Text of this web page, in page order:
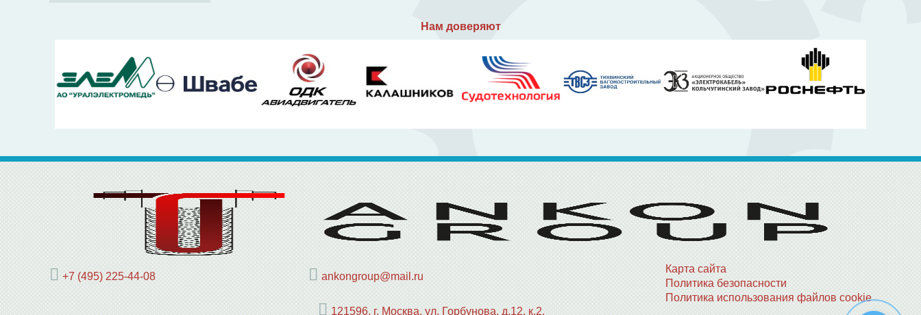
Нам доверяют
+7 (495) 225-44-08 ankongroup@mail.ru
121596, г. Москва, ул. Горбунова, д.12, к.2,
Карта сайта
Политика безопасности
Политика использования файлов cookie